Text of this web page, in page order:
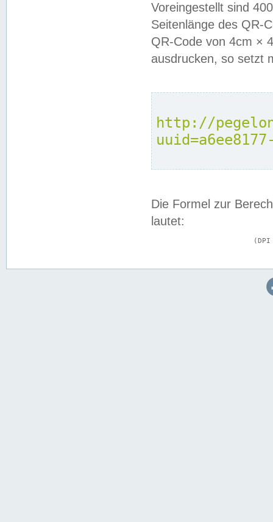
Voreingestellt sind
Seitenlänge des QR-
QR-Code von 4cm ×
ausdrucken, so setzt
http://
Die Formel zur
lautet: